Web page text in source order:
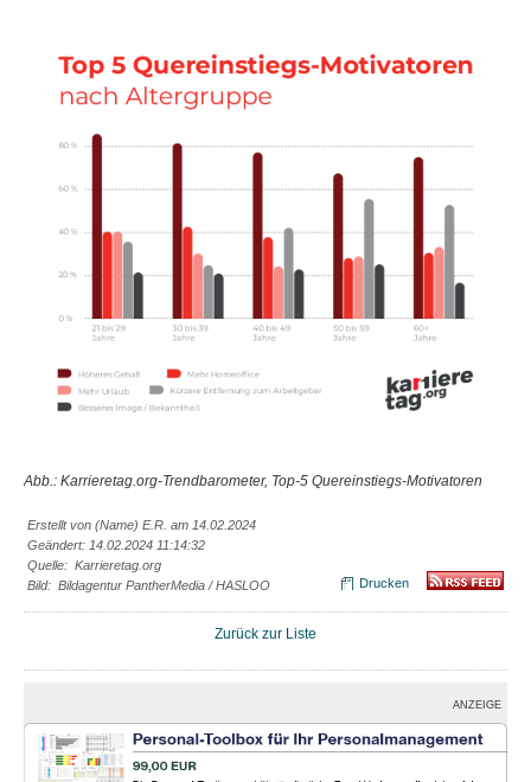
Abb.: Karrieretag.org-Trendbarometer, Top-5 Quereinstiegs-Motivatoren
Erstellt von (Name) E.R. am 14.02.2024
Geändert: 14.02.2024 11:14:32
Quelle: Karrieretag.org
Bild: Bildagentur PantherMedia / HASLOO
Drucken
Zurück zur Liste
ANZEIGE